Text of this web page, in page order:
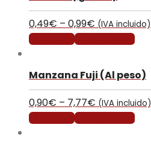
0,49€ – 0,99€ (IVA incluido)
Quick ViewSelect options
Manzana Fuji (Al peso)
0,90€ – 7,77€ (IVA incluido)
Quick ViewSelect options